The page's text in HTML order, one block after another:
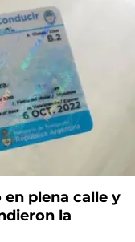
plena calle y
la